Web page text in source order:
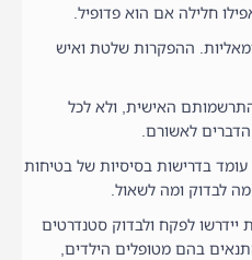
חלילה אם הוא פדופיל.
ההפקרות שלטת ואיש
האישית, ולא לכל
לאשורם.
בדרישות בסיסיות של בטיחות
לבדוק ומה לשאול.
לפקח ולבדוק סטנדרטים
בהם מטופלים הילדים,